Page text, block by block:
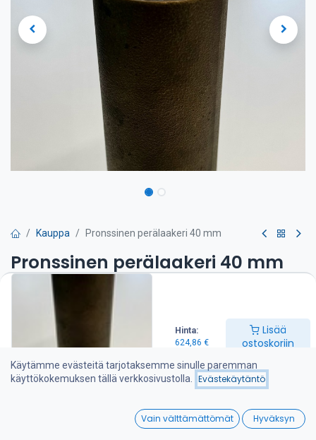
Hinta:
624,86 €
Lisää
ostoskoriin
Wishlist
Kauppa Pronssinen perälaakeri 40 mm
Pronssinen perälaakeri 40 mm
Perälaakeri Ø 40 mm potkuriakselille. Akselituki kiinnitetään
vannasputkeen kierteellä ja veneen runkoon pulteilla.
Kumilaakeri asennettu valmiiksi perälaakeriin.
624,86€
Lisää ostoskoriin
Käytämme evästeitä tarjotaksemme sinulle paremman
käyttökokemuksen tällä verkkosivustolla.
Evästekäytäntö
Vain välttämättömät Hyväksyn